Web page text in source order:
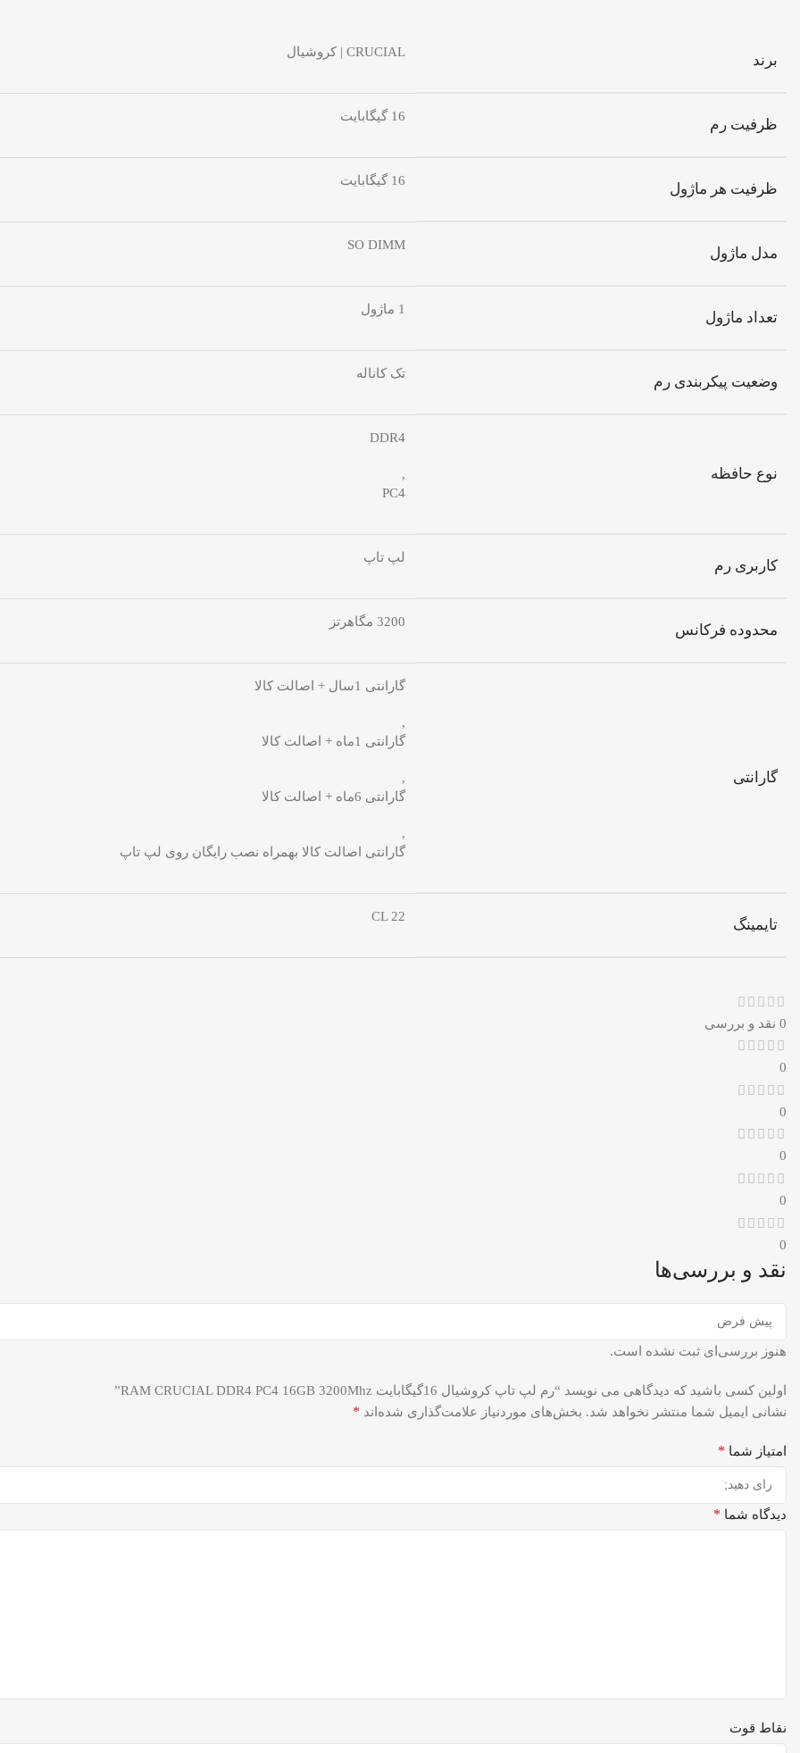
برند CRUCIAL | کروشیال
ظرفیت رم 16 گیگابایت
ظرفیت هر ماژول 16 گیگابایت
مدل ماژول SO DIMM
تعداد ماژول 1 ماژول
وضعیت پیکربندی رم تک کاناله
نوع حافظه
DDR4
,
PC4
کاربری رم لپ تاپ
محدوده فرکانس 3200 مگاهرتز
گارانتی
گارانتی 1سال + اصالت کالا
,
گارانتی 1ماه + اصالت کالا
,
گارانتی 6ماه + اصالت کالا
,
گارانتی اصالت کالا بهمراه نصب رایگان روی لپ تاپ
تایمینگ CL 22
0 نقد و بررسی
0
0
0
0
0
نقد و بررسی‌ها
هنوز بررسی‌ای ثبت نشده است.
اولین کسی باشید که دیدگاهی می نویسد “رم لپ تاپ کروشیال 16گیگابایت RAM CRUCIAL DDR4 PC4 16GB 3200Mhz”
نشانی ایمیل شما منتشر نخواهد شد. بخش‌های موردنیاز علامت‌گذاری شده‌اند *
امتیاز شما *
دیدگاه شما *
نقاط قوت